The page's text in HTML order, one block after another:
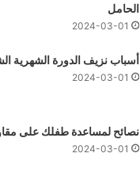
الحامل
2024-03-01
أسباب نزيف الدورة الشهرية
2024-03-01
نصائح لمساعدة طفلك على
2024-03-01